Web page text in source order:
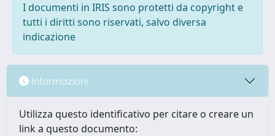
I documenti in IRIS sono protetti da copyright e
tutti i diritti sono riservati, salvo diversa
indicazione
Informazioni
Utilizza questo identificativo per citare o creare un
link a questo documento: